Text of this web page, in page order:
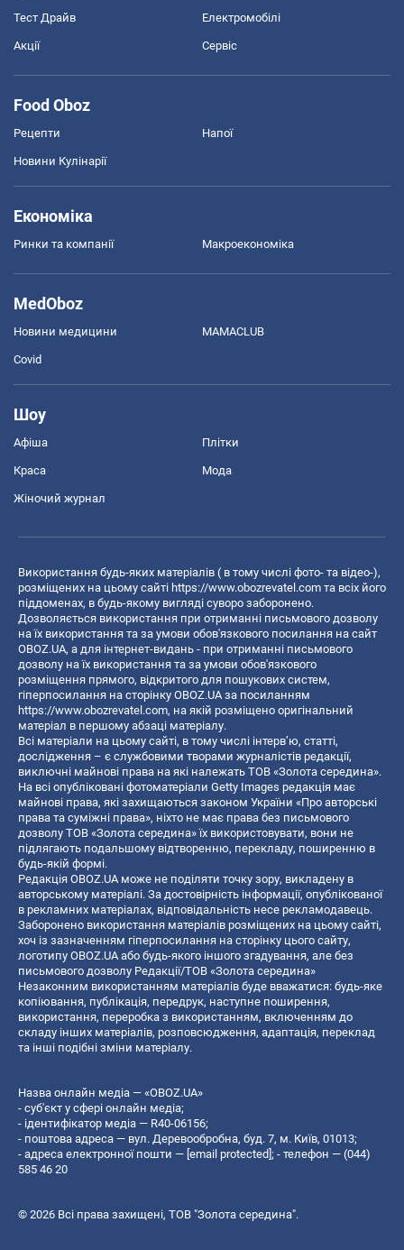
Тест Драйв Електромобілі
Акції Сервіс
Food Oboz
Рецепти Напої
Новини Кулінарії
Економіка
Ринки та компанії Макроекономіка
MedOboz
Новини медицини MAMACLUB
Covid
Шоу
Афіша Плітки
Краса Мода
Жіночий журнал
Використання будь-яких матеріалів ( в тому числі фото- та відео-),
розміщених на цьому сайті https://www.obozrevatel.com та всіх його
піддоменах, в будь-якому вигляді суворо заборонено.
Дозволяється використання при отриманні письмового дозволу
на їх використання та за умови обов'язкового посилання на сайт
OBOZ.UA, а для інтернет-видань - при отриманні письмового
дозволу на їх використання та за умови обов'язкового
розміщення прямого, відкритого для пошукових систем,
гіперпосилання на сторінку OBOZ.UA за посиланням
https://www.obozrevatel.com, на якій розміщено оригінальний
матеріал в першому абзаці матеріалу.
Всі матеріали на цьому сайті, в тому числі інтерв’ю, статті,
дослідження – є службовими творами журналістів редакції,
виключні майнові права на які належать ТОВ «Золота середина».
На всі опубліковані фотоматеріали Getty Images редакція має
майнові права, які захищаються законом України «Про авторські
права та суміжні права», ніхто не має права без письмового
дозволу ТОВ «Золота середина» їх використовувати, вони не
підлягають подальшому відтворенню, перекладу, поширенню в
будь-якій формі.
Редакція OBOZ.UA може не поділяти точку зору, викладену в
авторському матеріалі. За достовірність інформації, опублікованої
в рекламних матеріалах, відповідальність несе рекламодавець.
Заборонено використання матеріалів розміщених на цьому сайті,
хоч із зазначенням гіперпосилання на сторінку цього сайту,
логотипу OBOZ.UA або будь-якого іншого згадування, але без
письмового дозволу Редакції/ТОВ «Золота середина»
Незаконним використанням матеріалів буде вважатися: будь-яке
копiювання, публiкацiя, передрук, наступне поширення,
використання, переробка з використанням, включенням до
складу інших матеріалів, розповсюдження, адаптація, переклад
та інші подібні зміни матеріалу.
Назва онлайн медіа — «OBOZ.UA»
- суб'єкт у сфері онлайн медіа;
- ідентифікатор медіа — R40-06156;
- поштова адреса — вул. Деревообробна, буд. 7, м. Київ, 01013;
- адреса електронної пошти — [email protected] ; - телефон — (044)
585 46 20
© 2026 Всі права захищені, ТОВ "Золота середина".